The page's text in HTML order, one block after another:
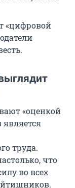
«цифровой
«оценкой
является
труда.
что
во всех